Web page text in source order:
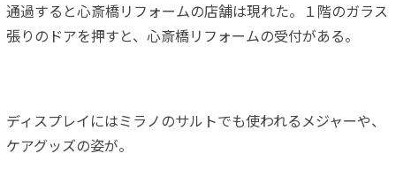
通過すると心斎橋リフォームの店舗は現れた。１階のガラス
張りのドアを押すと、心斎橋リフォームの受付がある。
ディスプレイにはミラノのサルトでも使われるメジャーや、
ケアグッズの姿が。